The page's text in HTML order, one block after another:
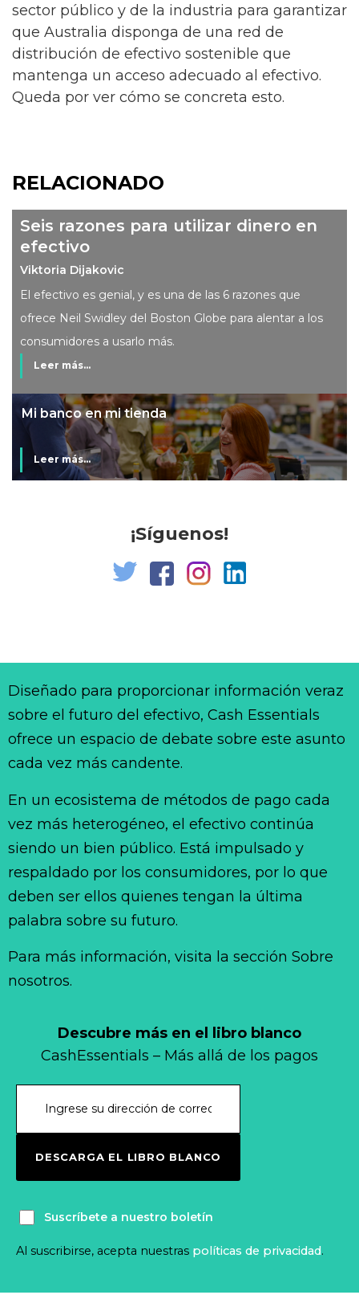
sector público y de la industria para garantizar
que Australia disponga de una red de
distribución de efectivo sostenible que
mantenga un acceso adecuado al efectivo.
Queda por ver cómo se concreta esto.
RELACIONADO
Seis razones para utilizar dinero en
efectivo
Viktoria Dijakovic
El efectivo es genial, y es una de las 6 razones que
ofrece Neil Swidley del Boston Globe para alentar a los
consumidores a usarlo más.
Leer más...
Mi banco en mi tienda
Leer más...
¡Síguenos!
Descubre más en el libro blanco
CashEssentials – Más allá de los pagos
DESCARGA EL LIBRO BLANCO
Suscríbete a nuestro boletín
Al suscribirse, acepta nuestras políticas de privacidad.
Diseñado para proporcionar información veraz
sobre el futuro del efectivo, Cash Essentials
ofrece un espacio de debate sobre este asunto
cada vez más candente.
En un ecosistema de métodos de pago cada
vez más heterogéneo, el efectivo continúa
siendo un bien público. Está impulsado y
respaldado por los consumidores, por lo que
deben ser ellos quienes tengan la última
palabra sobre su futuro.
Para más información, visita la sección Sobre
nosotros.